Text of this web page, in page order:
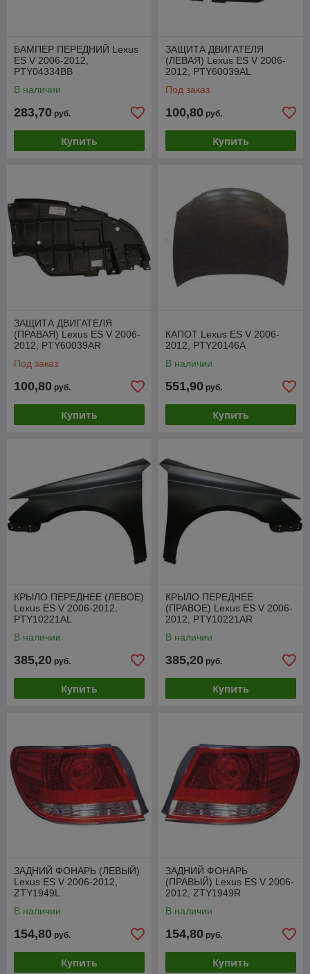
БАМПЕР ПЕРЕДНИЙ Lexus
ES V 2006-2012,
PTY04334BB
В наличии
283,70 руб.
Купить
ЗАЩИТА ДВИГАТЕЛЯ
(ЛЕВАЯ) Lexus ES V 2006-
2012, PTY60039AL
Под заказ
100,80 руб.
Купить
ЗАЩИТА ДВИГАТЕЛЯ
(ПРАВАЯ) Lexus ES V 2006-
2012, PTY60039AR
Под заказ
100,80 руб.
Купить
КАПОТ Lexus ES V 2006-
2012, PTY20146A
В наличии
551,90 руб.
Купить
КРЫЛО ПЕРЕДНЕЕ (ЛЕВОЕ)
Lexus ES V 2006-2012,
PTY10221AL
В наличии
385,20 руб.
Купить
КРЫЛО ПЕРЕДНЕЕ
(ПРАВОЕ) Lexus ES V 2006-
2012, PTY10221AR
В наличии
385,20 руб.
Купить
ЗАДНИЙ ФОНАРЬ (ЛЕВЫЙ)
Lexus ES V 2006-2012,
ZTY1949L
В наличии
154,80 руб.
Купить
ЗАДНИЙ ФОНАРЬ
(ПРАВЫЙ) Lexus ES V 2006-
2012, ZTY1949R
В наличии
154,80 руб.
Купить